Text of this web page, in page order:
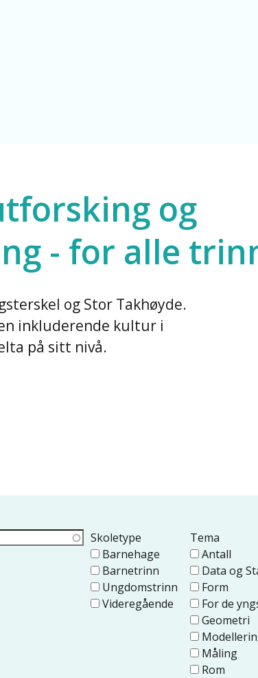
alle
og
- for alle
og Stor Takhøyde.
inkluderende kultur i
på sitt nivå.
Skoletype
Barnehage
Barnetrinn
Ungdomstrinn
Videregående
Tema
Antall
Data og
Form
For de
Geometri
Måling
Rom